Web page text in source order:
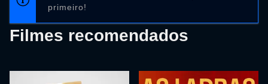
primeiro!
Filmes recomendados